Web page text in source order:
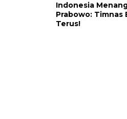
Indonesia
Prabowo: Timnas
Terus!